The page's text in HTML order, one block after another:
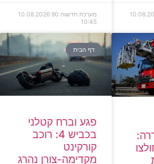
מערכת חדשות 90
10.08.2026
10:45
דף הבית
פגע וברח קטלני
בכביש 4: רוכב
קורקינט
מקדימה-צורן נהרג